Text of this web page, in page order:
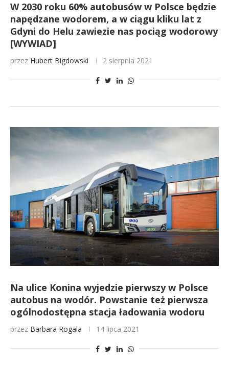
W 2030 roku 60% autobusów w Polsce będzie
napędzane wodorem, a w ciągu kliku lat z
Gdyni do Helu zawiezie nas pociąg wodorowy
[WYWIAD]
przez Hubert Bigdowski 2 sierpnia 2021
Na ulice Konina wyjedzie pierwszy w Polsce
autobus na wodór. Powstanie też pierwsza
ogólnodostępna stacja ładowania wodoru
przez Barbara Rogala 14 lipca 2021